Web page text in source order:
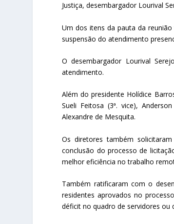
Justiça, desembargador Lourival
Um dos itens da pauta da
suspensão do atendimento
O desembargador Lourival
atendimento.
Além do presidente Holídice
Sueli Feitosa (3ª. vice),
Alexandre de Mesquita.
Os diretores também
conclusão do processo de
melhor eficiência no trabalho
Também ratificaram com o
residentes aprovados no
déficit no quadro de servidores ou